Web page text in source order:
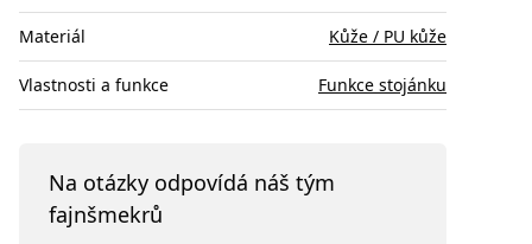
Materiál Kůže / PU kůže
Vlastnosti a funkce Funkce stojánku
Na otázky odpovídá náš tým
fajnšmekrů